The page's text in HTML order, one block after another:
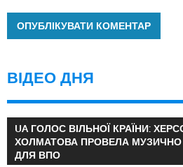
ВІДЕО ДНЯ
UA ГОЛОС ВІЛЬНОЇ КРАЇНИ:
ХОЛМАТОВА ПРОВЕЛА МУЗИЧНО
ДЛЯ ВПО